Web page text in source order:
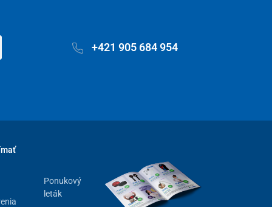
+421 905 684 954
Ponukový
leták